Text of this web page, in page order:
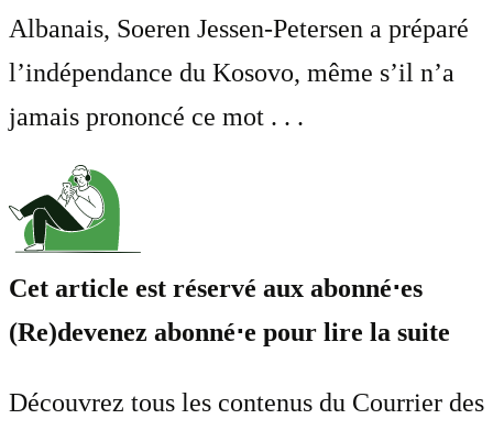
Albanais, Soeren Jessen-Petersen a préparé
l’indépendance du Kosovo, même s’il n’a
jamais prononcé ce mot . . .
Cet article est réservé aux abonné⋅es
(Re)devenez abonné⋅e pour lire la suite
Découvrez tous les contenus du Courrier des